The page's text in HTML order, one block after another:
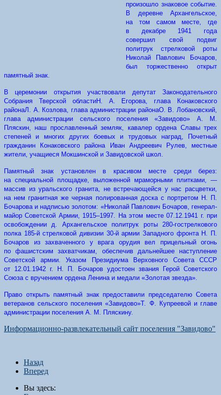
произошло знаковое событие.
В деревне Архангельское,
на том самом месте, где
в декабре 1941 года
совершил свой подвиг
политрук стрелковой роты
Николай Павлович Бочаров,
был торжественно открыт
памятный знак.
В церемонии открытия участвовали депутат Законодательного
Собрания Тверской областиН. А. Егорова, глава Конаковского
районаЛ. А. Козлова, глава администрации районаО. В. Лобановский,
глава администрации сельского поселения «Завидово» А. М.
Пляскин, наш прославленный земляк, кавалер ордена Славы трех
степеней и многих других боевых и трудовых наград, Почетный
гражданин Конаковского района Иван Андреевич Рулев, местные
жители, учащиеся Мокшинской и Завидовской школ.
Памятный знак установлен в красивом месте среди берез:
на специальной площадке, выложенной мраморными плитками, —
массив из уральского гранита, не встречающейся у нас расцветки,
на нем гранитная же черная полированная доска с портретом Н. П.
Бочарова и надписью золотом: «Николай Павлович Бочаров, генерал-
майор Советской Армии, 1915–1997. На этом месте 07.12.1941 г. при
освобождении д. Архангельское политрук роты 280-гострелкового
полка 185-й стрелковой дивизии 30-й армии Западного фронта Н. П.
Бочаров из захваченного у врага орудия вел прицельный огонь
по фашистским захватчикам, обеспечив дальнейшее наступление
Советской армии. Указом Президиума Верховного Совета СССР
от 12.01.1942 г. Н. П. Бочаров удостоен звания Герой Советского
Союза с вручением ордена Ленина и медали «Золотая звезда».
Право открыть памятный знак предоставили председателю Совета
ветеранов сельского поселения «Завидово»Т. Ф. Купреевой и главе
администрации поселения А. М. Пляскину.
Информационно-развлекательный сайт поселения "Завидово"
Назад
Вперед
Вы здесь: